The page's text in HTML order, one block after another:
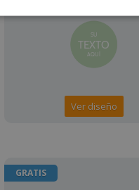
Ver diseño
GRATIS